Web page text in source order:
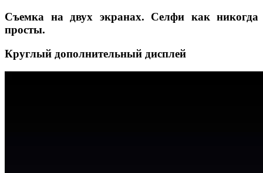
Съемка на двух экранах. Селфи как никогда
просты.
Круглый дополнительный дисплей